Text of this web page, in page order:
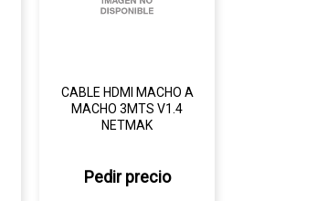
CABLE HDMI MACHO A
MACHO 3MTS V1.4
NETMAK
Pedir precio